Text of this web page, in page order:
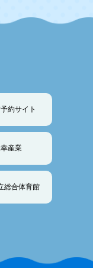
約サイト
産業
総合体育館